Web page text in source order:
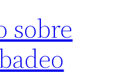
sobre